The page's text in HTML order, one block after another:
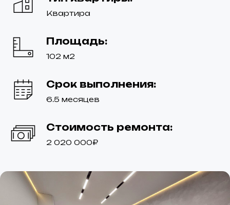
Квартира
Площадь:
102 м2
Срок выполнения:
6.5 месяцев
Стоимость ремонта:
2 020 000₽